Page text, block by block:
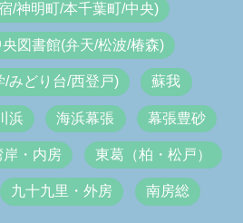
/神明町/本千葉町/中央)
図書館(弁天/松波/椿森)
/みどり台/西登戸) 蘇我
浜 海浜幕張 幕張豊砂
岸・内房 東葛（柏・松戸）
九十九里・外房 南房総